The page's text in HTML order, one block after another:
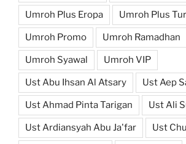
Umroh Plus Eropa Umroh Plus
Umroh Promo Umroh Ramadhan
Umroh Syawal Umroh VIP
Ust Abu Ihsan Al Atsary Ust Aep
Ust Ahmad Pinta Tarigan Ust Ali
Ust Ardiansyah Abu Ja'far Ust